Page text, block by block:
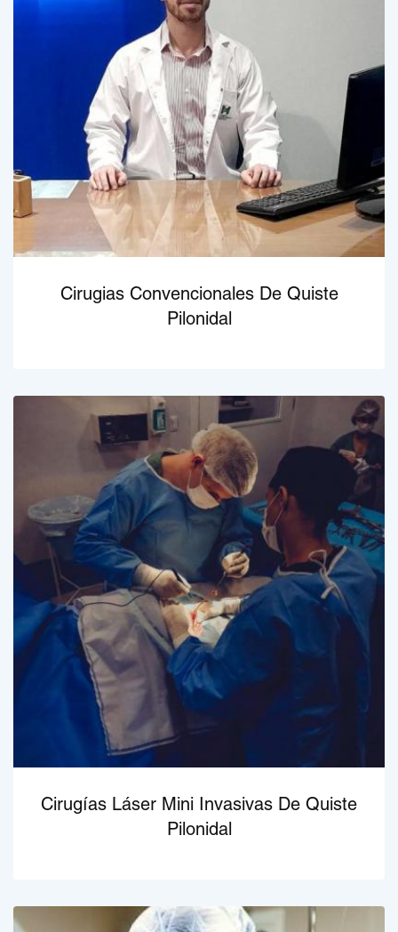
Cirugias Convencionales De Quiste
Pilonidal
Cirugías Láser Mini Invasivas De Quiste
Pilonidal